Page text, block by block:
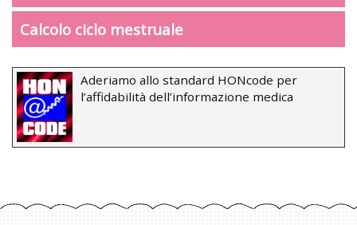
Calcolo ciclo mestruale
Aderiamo allo standard HONcode per
l’affidabilità dell’informazione medica